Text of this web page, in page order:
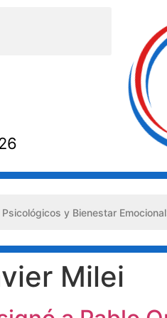
Emocional» ante situaciones de
Milei